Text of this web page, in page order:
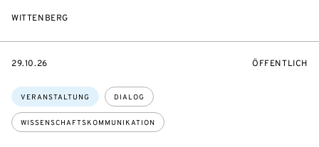
WITTENBERG
Themen:
VERANSTALTUNG DIALOG
WISSENSCHAFTSKOMMUNIKATION
EVENTBEGINSON
29.10.26 ÖFFENTLICH